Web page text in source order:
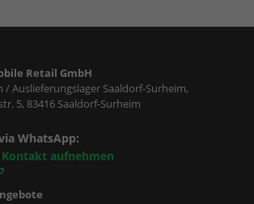
Retail GmbH
/ Auslieferungslager Saaldorf-Surheim,
5, 83416 Saaldorf-Surheim
WhatsApp:
Kontakt aufnehmen